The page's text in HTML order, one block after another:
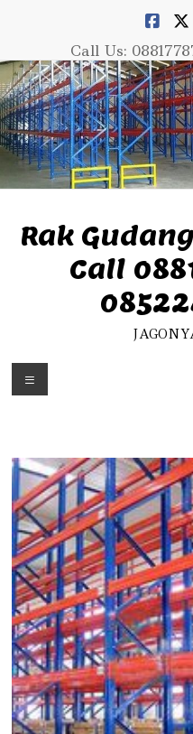
Call Us:
Rak
Call
Menu